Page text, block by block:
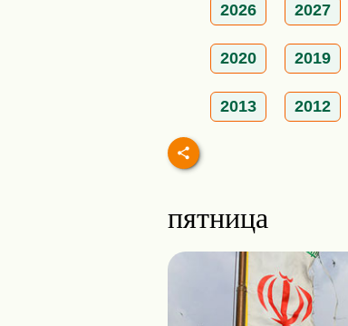
2026 2027
2020 2019
2013 2012
пятница